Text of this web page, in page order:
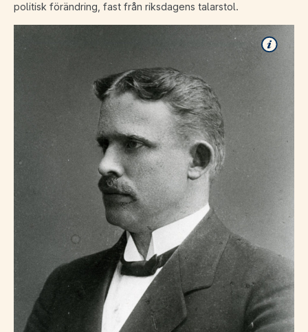
politisk förändring, fast från riksdagens talarstol.